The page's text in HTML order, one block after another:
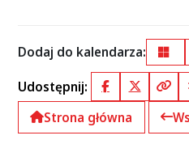
Dodaj do kalendarza:
Udostępnij:
Facebook
X
Strona główna